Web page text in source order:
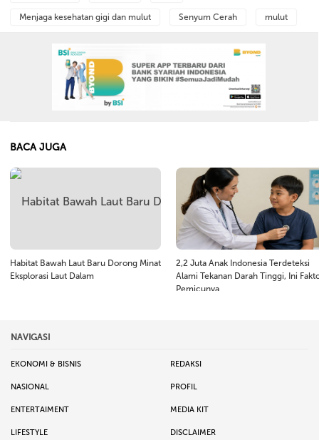
Menjaga kesehatan gigi dan mulut Senyum Cerah mulut
BACA JUGA
Habitat Bawah Laut Baru Dorong Minat
Eksplorasi Laut Dalam
2,2 Juta Anak Indonesia Terdeteksi
Alami Tekanan Darah Tinggi, Ini
Pemicunya
NAVIGASI
EKONOMI & BISNIS REDAKSI
NASIONAL PROFIL
ENTERTAIMENT MEDIA KIT
LIFESTYLE DISCLAIMER